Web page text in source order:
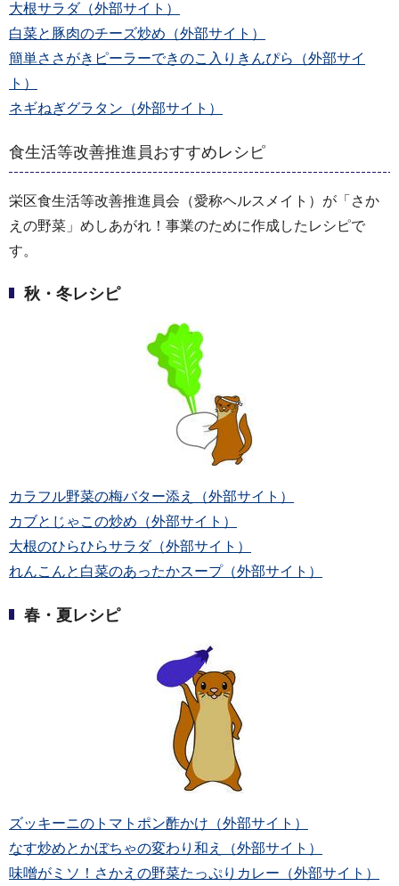
大根サラダ（外部サイト）
白菜と豚肉のチーズ炒め（外部サイト）
簡単ささがきピーラーできのこ入りきんぴら（外部サイ
ト）
ネギねぎグラタン（外部サイト）
食生活等改善推進員おすすめレシピ
栄区食生活等改善推進員会（愛称ヘルスメイト）が「さか
えの野菜」めしあがれ！事業のために作成したレシピで
す。
秋・冬レシピ
カラフル野菜の梅バター添え（外部サイト）
カブとじゃこの炒め（外部サイト）
大根のひらひらサラダ（外部サイト）
れんこんと白菜のあったかスープ（外部サイト）
春・夏レシピ
ズッキーニのトマトポン酢かけ（外部サイト）
なす炒めとかぼちゃの変わり和え（外部サイト）
味噌がミソ！さかえの野菜たっぷりカレー（外部サイト）